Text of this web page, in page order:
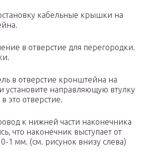
кабельные крышки на
в отверстие для перегородки.
в отверстие кронштейна на
установите направляющую втулку
это отверстие.
к нижней части наконечника
что наконечник выступает от
1 мм. (см. рисунок внизу слева)